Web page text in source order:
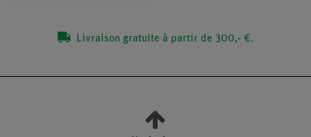
Livraison gratuite à partir de 300,- €.